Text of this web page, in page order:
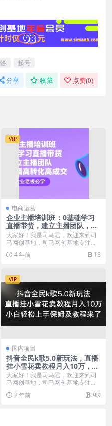
起号
分享 收藏 点赞(0)
VIP
电商运营
企业主播培训班：0基础学习
直播带货，建立主播团队，玩
转直播高转化高成交
大家好！我是司马君，欢迎来到司
马网创基地，司马网创基地专注于
分享海量的互联网项目...
4 年前 18
VIP
国内项目
抖音全民k歌5.0新玩法，直播
挂小雪花卖教程月入10万，小
白轻松上手，保…
大家好！我是司马君，欢迎来到司
马网创基地，司马网创基地专注于
分享海量的互联网项目...
2 年前 9.9